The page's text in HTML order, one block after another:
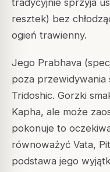
tradycyjnie sprzyja
resztek) bez
ogień trawienny.
Jego Prabhava
poza przewidywania
Tridoshic. Gorzki
Kapha, ale może
pokonuje to
równoważyć Vata,
podstawa jego